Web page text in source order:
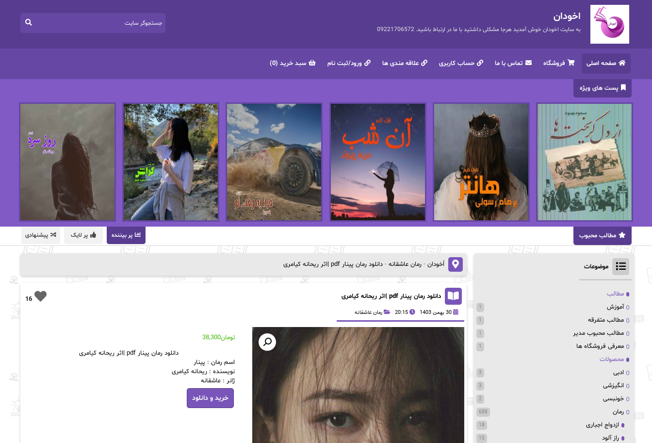
اخودان
به سایت اخودان خوش آمدید هرجا مشکلی داشتید با ما در ارتباط باشید. 09221706572
صفحه اصلی فروشگاه تماس با ما حساب کاربری علاقه مندی ها ورود/ثبت نام سبد خرید (0)
پست های ویژه
پر بیننده پر لایک پیشنهادی مطالب محبوب
اُخودان - رمان عاشقانه - دانلود رمان پینار pdf |اثر ریحانه کیامری
16 دانلود رمان پینار pdf |اثر ریحانه کیامری
30 بهمن 1403 20:15 رمان عاشقانه
تومان38,300
دانلود رمان پینار pdf |اثر ریحانه کیامری
اسم رمان : پینار
نویسنده : ریحانه کیامری
ژانر : عاشقانه
دانلود
رمان
پینار
خرید و دانلود
موضوعات
مطالب
آموزش
1
مطالب متفرقه 1
مطالب محبوب مدیر 1
معرفی فروشگاه ها 1
محصولات
ادبی
3
انگیزشی 3
خونبسی 2
رمان 688
ازدواج اجباری 18
راز آلود 15